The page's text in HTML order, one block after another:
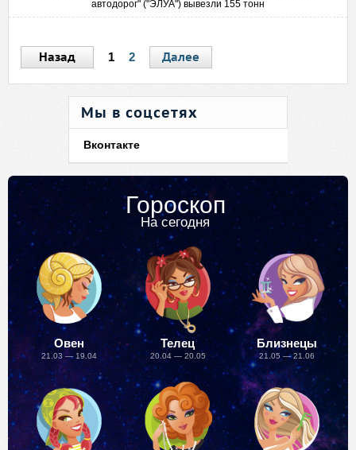
автодорог" ("ЭЛУА") вывезли 155 тонн
Назад 1 2 Далее
Мы в соцсетях
Вконтакте
Гороскоп
На сегодня
Овен
21.03 — 19.04
Телец
20.04 — 20.05
Близнецы
21.05 — 21.06